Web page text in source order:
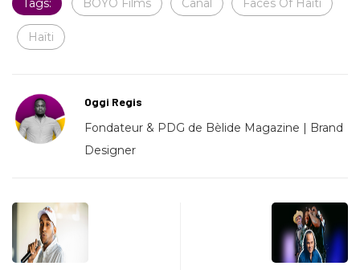
Tags: BOYO Films Canal Faces Of Haiti
Haïti
Oggi Regis
Fondateur & PDG de Bèlide Magazine | Brand
Designer